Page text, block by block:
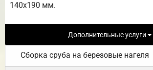
140х190 мм.
Дополнительные услуги
Сборка сруба на березовые нагеля